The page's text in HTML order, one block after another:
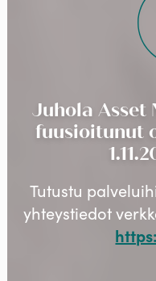
Juhola Asset
fuusioitunut
Tutustu
yhteystiedot